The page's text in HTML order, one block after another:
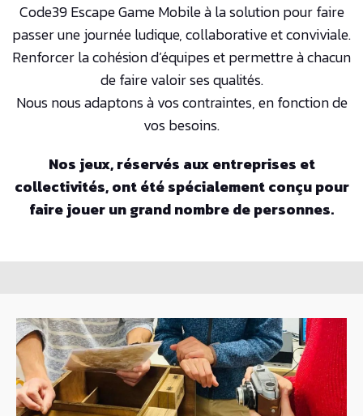
Code39 Escape Game Mobile à la solution pour faire
passer une journée ludique, collaborative et conviviale.
Renforcer la cohésion d’équipes et permettre à chacun
de faire valoir ses qualités.
Nous nous adaptons à vos contraintes, en fonction de
vos besoins.
Nos jeux, réservés aux entreprises et
collectivités, ont été spécialement conçu pour
faire jouer un grand nombre de personnes.